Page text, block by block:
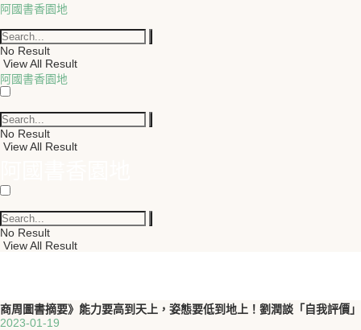
阿國書香園地
No Result
View All Result
阿國書香園地
No Result
View All Result
No Result
View All Result
商周圖書摘要》能力要高到天上，姿態要低到地上！劉潤談「自我評價」
2023-01-19